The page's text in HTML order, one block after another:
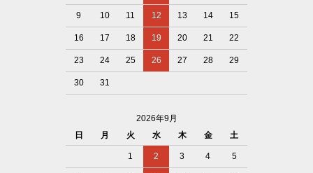
9 10 11 12 13 14 15
16 17 18 19 20 21 22
23 24 25 26 27 28 29
30 31
2026年9月
日
月 火 水 木 金 土
1 2 3 4 5